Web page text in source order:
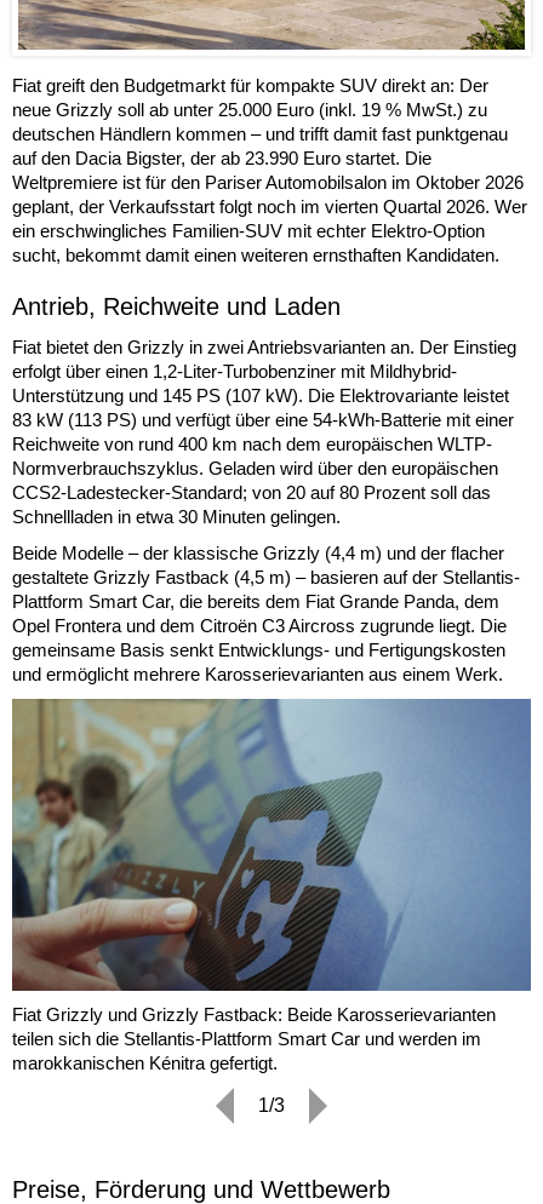
Fiat greift den Budgetmarkt für kompakte SUV direkt an: Der
neue Grizzly soll ab unter 25.000 Euro (inkl. 19 % MwSt.) zu
deutschen Händlern kommen – und trifft damit fast punktgenau
auf den Dacia Bigster, der ab 23.990 Euro startet. Die
Weltpremiere ist für den Pariser Automobilsalon im Oktober 2026
geplant, der Verkaufsstart folgt noch im vierten Quartal 2026. Wer
ein erschwingliches Familien-SUV mit echter Elektro-Option
sucht, bekommt damit einen weiteren ernsthaften Kandidaten.
Antrieb, Reichweite und Laden
Fiat bietet den Grizzly in zwei Antriebsvarianten an. Der Einstieg
erfolgt über einen 1,2-Liter-Turbobenziner mit Mildhybrid-
Unterstützung und 145 PS (107 kW). Die Elektrovariante leistet
83 kW (113 PS) und verfügt über eine 54-kWh-Batterie mit einer
Reichweite von rund 400 km nach dem europäischen WLTP-
Normverbrauchszyklus. Geladen wird über den europäischen
CCS2-Ladestecker-Standard; von 20 auf 80 Prozent soll das
Schnellladen in etwa 30 Minuten gelingen.
Beide Modelle – der klassische Grizzly (4,4 m) und der flacher
gestaltete Grizzly Fastback (4,5 m) – basieren auf der Stellantis-
Plattform Smart Car, die bereits dem Fiat Grande Panda, dem
Opel Frontera und dem Citroën C3 Aircross zugrunde liegt. Die
gemeinsame Basis senkt Entwicklungs- und Fertigungskosten
und ermöglicht mehrere Karosserievarianten aus einem Werk.
Fiat Grizzly und Grizzly Fastback: Beide Karosserievarianten
teilen sich die Stellantis-Plattform Smart Car und werden im
marokkanischen Kénitra gefertigt.
1/3
Preise, Förderung und Wettbewerb